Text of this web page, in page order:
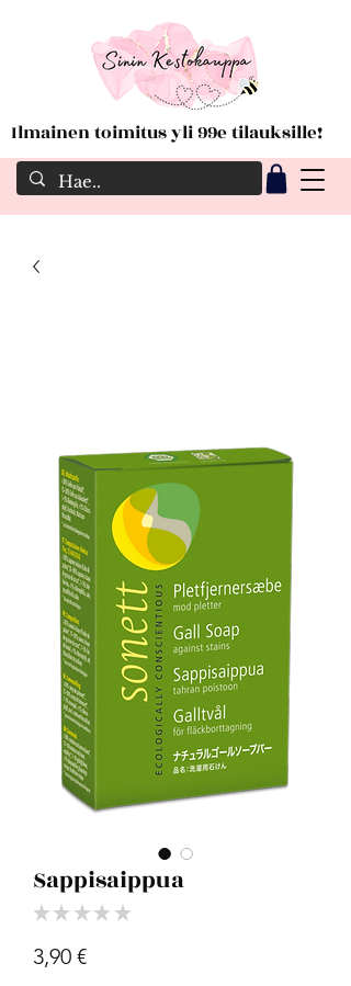
Ilmainen toimitus yli 99e tilauksille!
Sappisaippua
★ ★ ★ ★ ★
3,90 €Hinta